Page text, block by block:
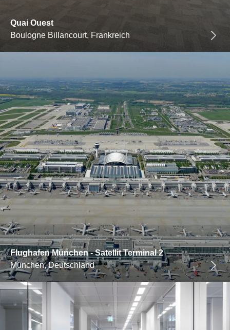
Quai Ouest
Boulogne Billancourt, Frankreich
Flughafen München - Satellit Terminal 2
München, Deutschland